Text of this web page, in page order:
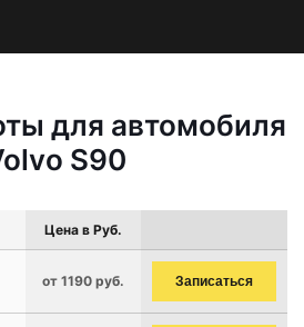
для автомобиля
S90
Цена в Руб.
от 1190 руб. Записаться